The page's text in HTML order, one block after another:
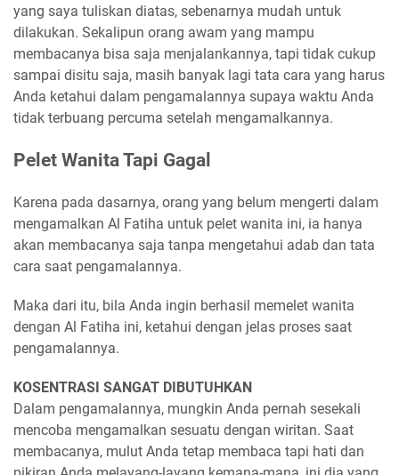
yang saya tuliskan diatas, sebenarnya mudah untuk
dilakukan. Sekalipun orang awam yang mampu
membacanya bisa saja menjalankannya, tapi tidak cukup
sampai disitu saja, masih banyak lagi tata cara yang harus
Anda ketahui dalam pengamalannya supaya waktu Anda
tidak terbuang percuma setelah mengamalkannya.
Pelet Wanita Tapi Gagal
Karena pada dasarnya, orang yang belum mengerti dalam
mengamalkan Al Fatiha untuk pelet wanita ini, ia hanya
akan membacanya saja tanpa mengetahui adab dan tata
cara saat pengamalannya.
Maka dari itu, bila Anda ingin berhasil memelet wanita
dengan Al Fatiha ini, ketahui dengan jelas proses saat
pengamalannya.
KOSENTRASI SANGAT DIBUTUHKAN
Dalam pengamalannya, mungkin Anda pernah sesekali
mencoba mengamalkan sesuatu dengan wiritan. Saat
membacanya, mulut Anda tetap membaca tapi hati dan